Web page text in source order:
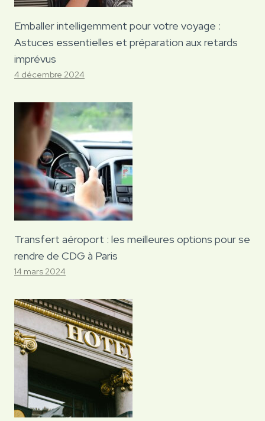
Emballer intelligemment pour votre voyage :
Astuces essentielles et préparation aux retards
imprévus
4 décembre 2024
Transfert aéroport : les meilleures options pour se
rendre de CDG à Paris
14 mars 2024